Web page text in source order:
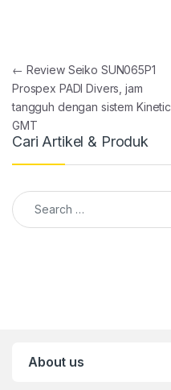
Post navigation
← Review Seiko SUN065P1
Prospex PADI Divers, jam
tangguh dengan sistem Kinetic
GMT
Cari Artikel & Produk
Search for:
About us